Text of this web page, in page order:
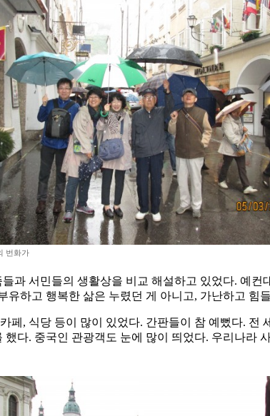
번화가
과 서민들의 생활상을 비교 해설하고 있었다. 예
하고 행복한 삶은 누렸던 게 아니고, 가난하고 힘
, 식당 등이 많이 있었다. 간판들이 참 예뻤다. 전
다. 중국인 관광객도 눈에 많이 띄었다. 우리나라